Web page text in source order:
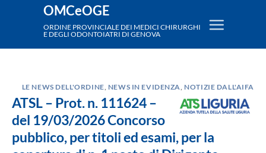
OMCeOGE
ORDINE PROVINCIALE DEI MEDICI CHIRURGHI
E DEGLI ODONTOIATRI DI GENOVA
LE NEWS DELL'ORDINE NEWS IN EVIDENZA NOTIZIE DALL'AIFA
ATSL – Prot. n. 111624 –
del 19/03/2026 Concorso
pubblico, per titoli ed esami, per la